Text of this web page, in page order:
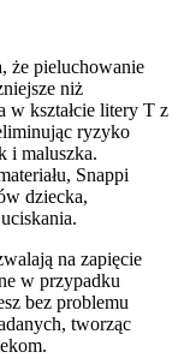
że pieluchowanie
niż
w kształcie litery T z
ryzyko
i maluszka.
Snappi
dziecka,
na zapięcie
w przypadku
bez problemu
tworząc